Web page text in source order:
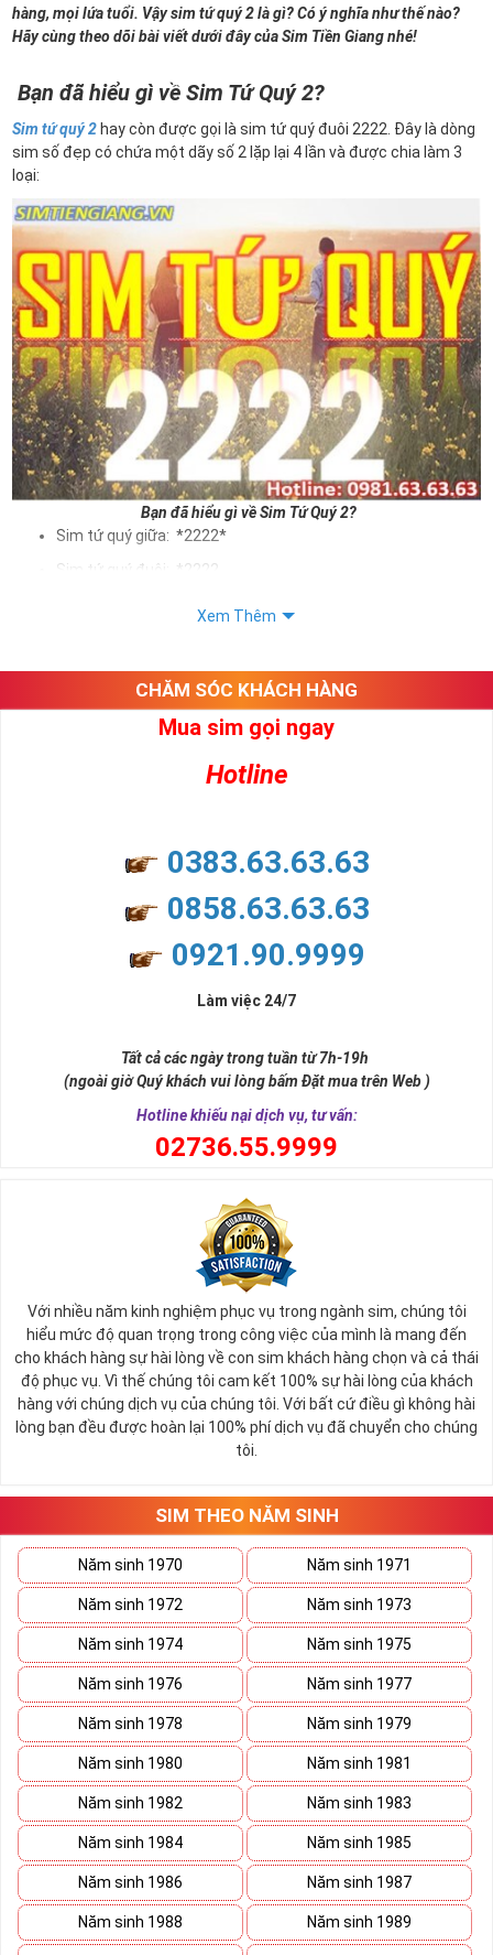
hàng, mọi lứa tuổi. Vậy sim tứ quý 2 là gì? Có ý nghĩa như thế nào?
Hãy cùng theo dõi bài viết dưới đây của Sim Tiền Giang nhé!
Bạn đã hiểu gì về Sim Tứ Quý 2?
Sim tứ quý 2 hay còn được gọi là sim tứ quý đuôi 2222. Đây là dòng
sim số đẹp có chứa một dãy số 2 lặp lại 4 lần và được chia làm 3
loại:
Bạn đã hiểu gì về Sim Tứ Quý 2?
Sim tứ quý giữa: *2222*
Sim tứ quý đuôi: *2222
như sự sắp xếp của các con số trong sim.
Ý nghĩa sim tứ quý 2
nhiều thành công, thăng tiến hơn.
và tính hai mặt. Số 2 thúc giục chúng ta lựa chọn, dựa vào những
đời, nơi bạn phải đưa ra những quyết định quan trọng.
Ý nghĩa sim tứ quý 2
Theo quan niệm phong thủy
Số 2 tượng trưng cho sự cân bằng, hài hòa của âm dương và đất
trời. Sự cân bằng này giúp cho mọi việc đều thuận lợi và mang lại
nhiều may mắn trong cuộc sống và kinh doanh.
Số 2 còn biểu trưng cho lòng tốt, sự ổn định và tính hai mặt của
mọi vấn đề. Số 2 giúp cho họ có được sự lựa chọn, để đưa ra
những hướng giải quyết đúng đắn nhắt.
tứ 2 cùng xuất hiện trong một dãy số sim càng giúp cho ý nghĩa
sim tứ quýtăng lên gấp bội. Sở hữu sim Tứ Quý 2 giúp khích lệ tinh
thần người sở hữu là không sợ bất cứ điều gì mà hãy cứ làm thì
mọi điều tốt đẹp và may mắn ắt sẽ đến.
Lợi ích sim Tứ Quý 2 mang lại là gì?
Xem Thêm
CHĂM SÓC KHÁCH HÀNG
Mua sim gọi ngay
Hotline
0383.63.63.63
0858.63.63.63
0921.90.9999
Làm việc 24/7
Tất cả các ngày trong tuần từ 7h-19h
(ngoài giờ Quý khách vui lòng bấm Đặt mua trên Web )
Hotline khiếu nại dịch vụ, tư vấn:
02736.55.9999
Với nhiều năm kinh nghiệm phục vụ trong ngành sim, chúng tôi
hiểu mức độ quan trọng trong công việc của mình là mang đến
cho khách hàng sự hài lòng về con sim khách hàng chọn và cả thái
độ phục vụ. Vì thế chúng tôi cam kết 100% sự hài lòng của khách
hàng với chúng dịch vụ của chúng tôi. Với bất cứ điều gì không hài
lòng bạn đều được hoàn lại 100% phí dịch vụ đã chuyển cho chúng
tôi.
SIM THEO NĂM SINH
Năm sinh 1970 Năm sinh 1971
Năm sinh 1972 Năm sinh 1973
Năm sinh 1974 Năm sinh 1975
Năm sinh 1976 Năm sinh 1977
Năm sinh 1978 Năm sinh 1979
Năm sinh 1980 Năm sinh 1981
Năm sinh 1982 Năm sinh 1983
Năm sinh 1984 Năm sinh 1985
Năm sinh 1986 Năm sinh 1987
Năm sinh 1988 Năm sinh 1989